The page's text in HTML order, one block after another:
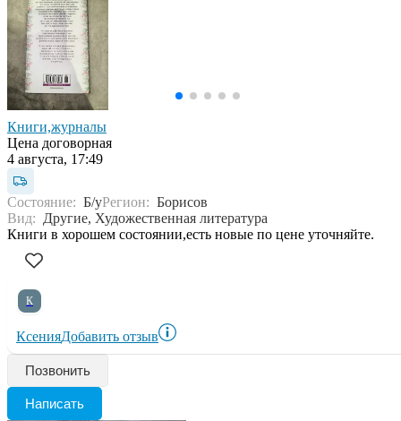
Книги,журналы
Цена договорная
4 августа, 17:49
Состояние: Б/уРегион: Борисов
Вид: Другие, Художественная литература
Книги в хорошем состоянии,есть новые по цене уточняйте.
К
КсенияДобавить отзыв
Позвонить
Написать